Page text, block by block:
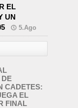
EL
UN
5.Ago
CADETES:
EL
FINAL